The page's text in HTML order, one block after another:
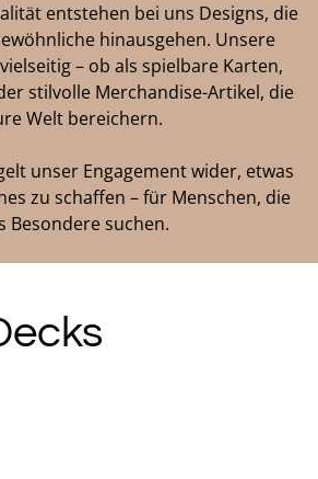
entstehen bei uns Designs, die
hinausgehen. Unsere
– ob als spielbare Karten,
stilvolle Merchandise-Artikel, die
Welt bereichern.
unser Engagement wider, etwas
zu schaffen – für Menschen, die
Besondere suchen.